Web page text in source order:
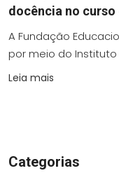
docência no
A Fundação
por meio do Instituto
Leia mais
Categorias